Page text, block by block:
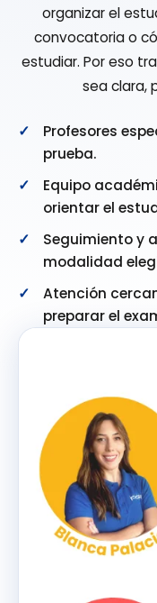
organizar el
convocatoria o
estudiar. Por eso
sea clara,
Profesores
prueba.
Equipo
orientar el
Seguimiento y
modalidad
Atención
preparar el